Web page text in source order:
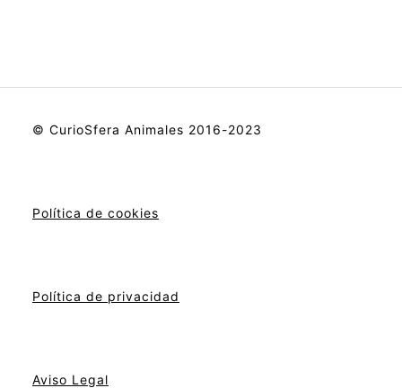
© CurioSfera Animales 2016-2023
Política de cookies
Política de privacidad
Aviso Legal